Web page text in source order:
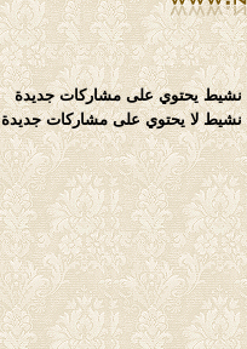
يحتوي على مشاركات جديدة
لا يحتوي على مشاركات جديدة